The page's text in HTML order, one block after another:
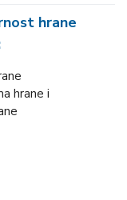
hrane
hrane i